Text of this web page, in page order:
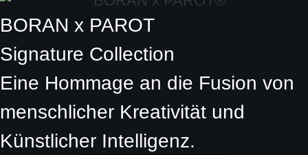
BORAN x PAROT
Signature Collection
Eine Hommage an die Fusion von
menschlicher Kreativität und
Künstlicher Intelligenz.